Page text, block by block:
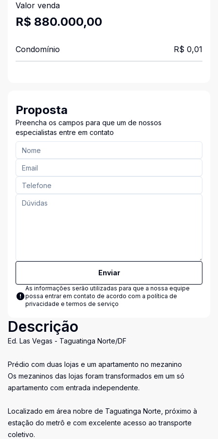
Valor venda
R$ 880.000,00
Condomínio R$ 0,01
Proposta
Preencha os campos para que um de nossos
especialistas entre em contato
Enviar
As informações serão utilizadas para que a nossa equipe
possa entrar em contato de acordo com a política de
privacidade e termos de serviço
Descrição
Ed. Las Vegas - Taguatinga Norte/DF
Prédio com duas lojas e um apartamento no mezanino
Os mezaninos das lojas foram transformados em um só
apartamento com entrada independente.
Localizado em área nobre de Taguatinga Norte, próximo à
estação do metrô e com excelente acesso ao transporte
coletivo.